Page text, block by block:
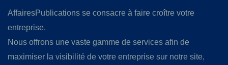
AffairesPublications se consacre à faire croître votre
entreprise.
Nous offrons une vaste gamme de services afin de
maximiser la visibilité de votre entreprise sur notre site,